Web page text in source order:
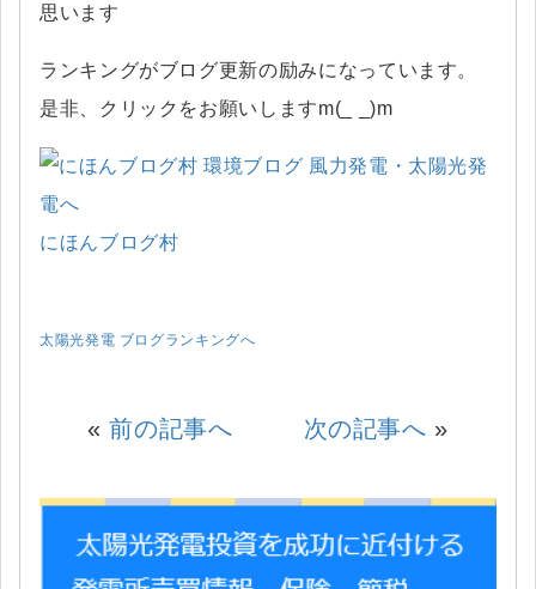
思います
ランキングがブログ更新の励みになっています。
是非、クリックをお願いしますm(_ _)m
にほんブログ村
太陽光発電 ブログランキングへ
«前の記事へ 次の記事へ »